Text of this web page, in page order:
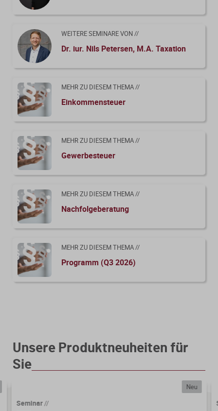
UmwStG; IV R 20/21)
Personengesellschaften (IV R 5/18)
3.7 Anteilsveräußerungen, doppelstöckige
Personengesellschaften (IV R 40/22; anh. X R
3.8 Forderungsverzicht von Gesellschaftern einer
Personengesellschaft (IV R 28/20; IV R 28/22)
4.1 Übertragung von Vermögen auf gewerbliche
insbesondere auch Kapitalkonten , modifizierte
Trennungstheorie)
4.2 Steuerbegünstigte Übertragung von
findet § 13a ErbStG Anwendung?
4.3 Update zur Übertragung von Anteilen an
gewerblichen Personengesellschaften unter
4.4 Disquotale Einlagen und ihre
schenkungsteuerliche Folgen
5. Exkurs und Abgrenzung zu
WEITERE SEMINARE VON //
Dr. iur. Nils Petersen, M.A. Taxation
MEHR ZU DIESEM THEMA //
Einkommensteuer
MEHR ZU DIESEM THEMA //
Gewerbesteuer
MEHR ZU DIESEM THEMA //
Nachfolgeberatung
MEHR ZU DIESEM THEMA //
Programm (Q3 2026)
Unsere Produktneuheiten für
Sie
Neu
Seminar//